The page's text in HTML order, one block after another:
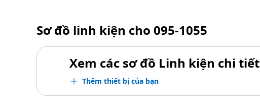
Sơ đồ linh kiện cho 095-1055
Xem các sơ đồ Linh kiện chi tiết
Thêm thiết bị của bạn